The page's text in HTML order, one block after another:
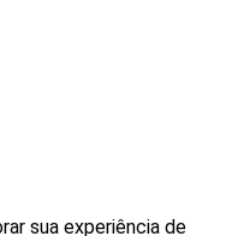
sua experiência de